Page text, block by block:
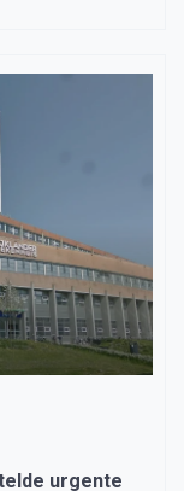
urgente